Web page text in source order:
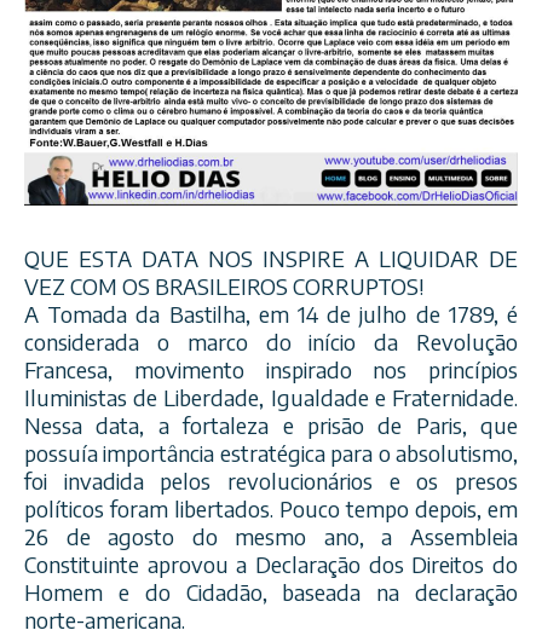
QUE ESTA DATA NOS INSPIRE A LIQUIDAR DE
VEZ COM OS BRASILEIROS CORRUPTOS!
A Tomada da Bastilha, em 14 de julho de 1789, é
considerada o marco do início da Revolução
Francesa, movimento inspirado nos princípios
Iluministas de Liberdade, Igualdade e Fraternidade.
Nessa data, a fortaleza e prisão de Paris, que
possuía importância estratégica para o absolutismo,
foi invadida pelos revolucionários e os presos
políticos foram libertados. Pouco tempo depois, em
26 de agosto do mesmo ano, a Assembleia
Constituinte aprovou a Declaração dos Direitos do
Homem e do Cidadão, baseada na declaração
norte-americana.